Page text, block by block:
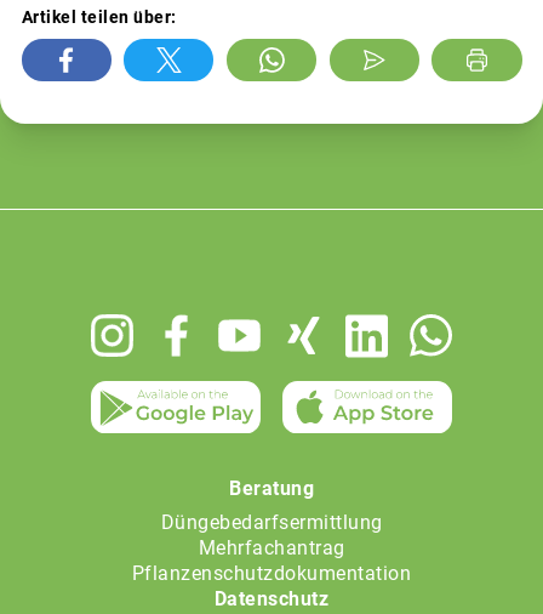
Artikel teilen über:
Beratung
Düngebedarfsermittlung
Mehrfachantrag
Pflanzenschutzdokumentation
Datenschutz